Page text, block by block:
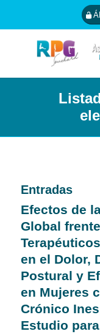
Entradas
Efectos de
Global
en el Dolor,
Postural y
en Mujeres
Crónico
Estudio